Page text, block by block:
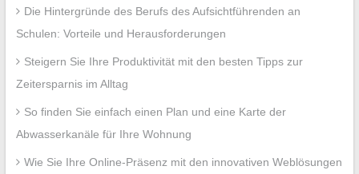
Die Hintergründe des Berufs des Aufsichtführenden an
Schulen: Vorteile und Herausforderungen
Steigern Sie Ihre Produktivität mit den besten Tipps zur
Zeitersparnis im Alltag
So finden Sie einfach einen Plan und eine Karte der
Abwasserkanäle für Ihre Wohnung
Wie Sie Ihre Online-Präsenz mit den innovativen Weblösungen